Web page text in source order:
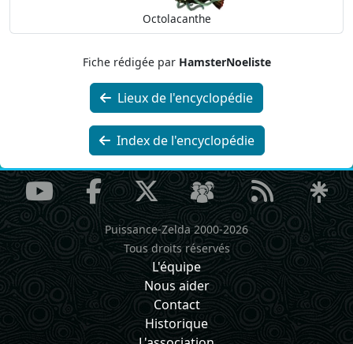
Octolacanthe
Fiche rédigée par HamsterNoeliste
Lieux de l'encyclopédie
Index de l'encyclopédie
Puissance-Zelda 2000-2026
Tous droits réservés
L'équipe
Nous aider
Contact
Historique